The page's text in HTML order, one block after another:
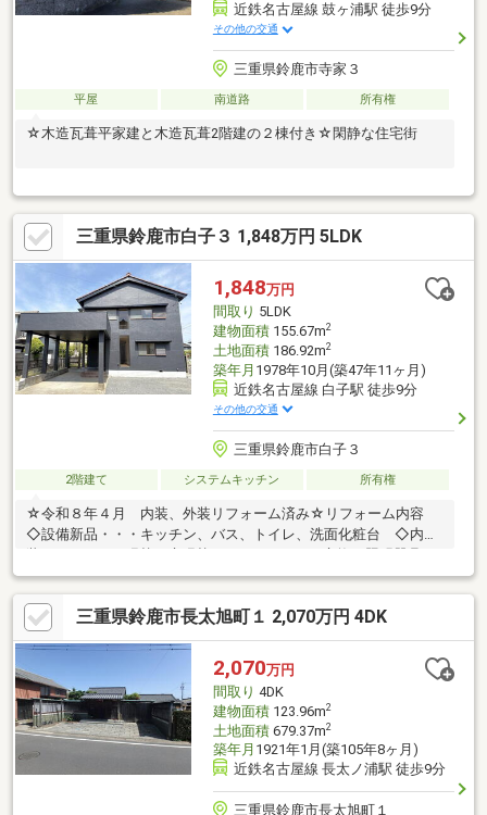
近鉄名古屋線 鼓ヶ浦駅 徒歩9分
その他の交通
三重県鈴鹿市寺家３
平屋 南道路 所有権
☆木造瓦葺平家建と木造瓦葺2階建の２棟付き☆閑静な住宅街
三重県鈴鹿市白子３ 1,848万円 5LDK
1,848万円
間取り 5LDK
建物面積155.67m2
土地面積186.92m2
築年月 1978年10月(築47年11ヶ月)
近鉄名古屋線 白子駅 徒歩9分
その他の交通
三重県鈴鹿市白子３
2階建て システムキッチン 所有権
☆令和８年４月 内装、外装リフォーム済み☆リフォーム内容
◇設備新品・・・キッチン、バス、トイレ、洗面化粧台 ◇内
装・・・クロス張替、床張替、スイッチパネル交換、照明器具
（LDK）、 カラーモニター付きドアホン、エア
コン（LDK)、ハウスクリーニング ◇外装・・・外壁塗装
三重県鈴鹿市長太旭町１ 2,070万円 4DK
2,070万円
間取り 4DK
建物面積123.96m2
土地面積679.37m2
築年月 1921年1月(築105年8ヶ月)
近鉄名古屋線 長太ノ浦駅 徒歩9分
三重県鈴鹿市長太旭町１